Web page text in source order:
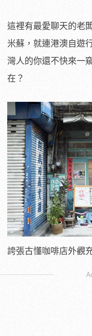
這裡有最愛聊天的老
米蘇，就連港澳自遊
灣人的你還不快來一
在？
誇張古懂咖啡店外觀